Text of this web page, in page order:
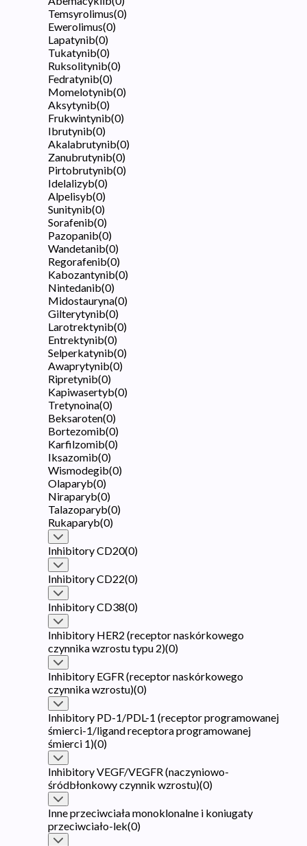
Temsyrolimus(0)
Ewerolimus(0)
Lapatynib(0)
Tukatynib(0)
Ruksolitynib(0)
Fedratynib(0)
Momelotynib(0)
Aksytynib(0)
Frukwintynib(0)
Ibrutynib(0)
Akalabrutynib(0)
Zanubrutynib(0)
Pirtobrutynib(0)
Idelalizyb(0)
Alpelisyb(0)
Sunitynib(0)
Sorafenib(0)
Pazopanib(0)
Wandetanib(0)
Regorafenib(0)
Kabozantynib(0)
Nintedanib(0)
Midostauryna(0)
Gilterytynib(0)
Larotrektynib(0)
Entrektynib(0)
Selperkatynib(0)
Awaprytynib(0)
Ripretynib(0)
Kapiwasertyb(0)
Tretynoina(0)
Beksaroten(0)
Bortezomib(0)
Karfilzomib(0)
Iksazomib(0)
Wismodegib(0)
Olaparyb(0)
Niraparyb(0)
Talazoparyb(0)
Rukaparyb(0)
Inhibitory CD20(0)
Inhibitory CD22(0)
Inhibitory CD38(0)
Inhibitory HER2 (receptor naskórkowego
czynnika wzrostu typu 2)(0)
Inhibitory EGFR (receptor naskórkowego
czynnika wzrostu)(0)
Inhibitory PD-1/PDL-1 (receptor programowanej
śmierci-1/ligand receptora programowanej
śmierci 1)(0)
Inhibitory VEGF/VEGFR (naczyniowo-
śródbłonkowy czynnik wzrostu)(0)
Inne przeciwciała monoklonalne i koniugaty
przeciwciało-lek(0)